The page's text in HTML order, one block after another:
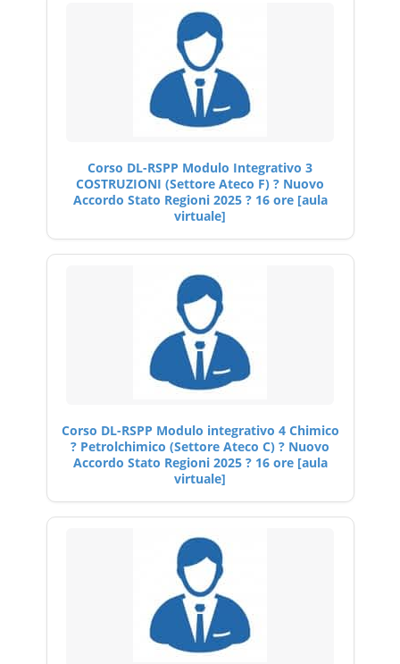
Corso DL-RSPP Modulo Integrativo 3
COSTRUZIONI (Settore Ateco F) ? Nuovo
Accordo Stato Regioni 2025 ? 16 ore [aula
virtuale]
Corso DL-RSPP Modulo integrativo 4 Chimico
? Petrolchimico (Settore Ateco C) ? Nuovo
Accordo Stato Regioni 2025 ? 16 ore [aula
virtuale]